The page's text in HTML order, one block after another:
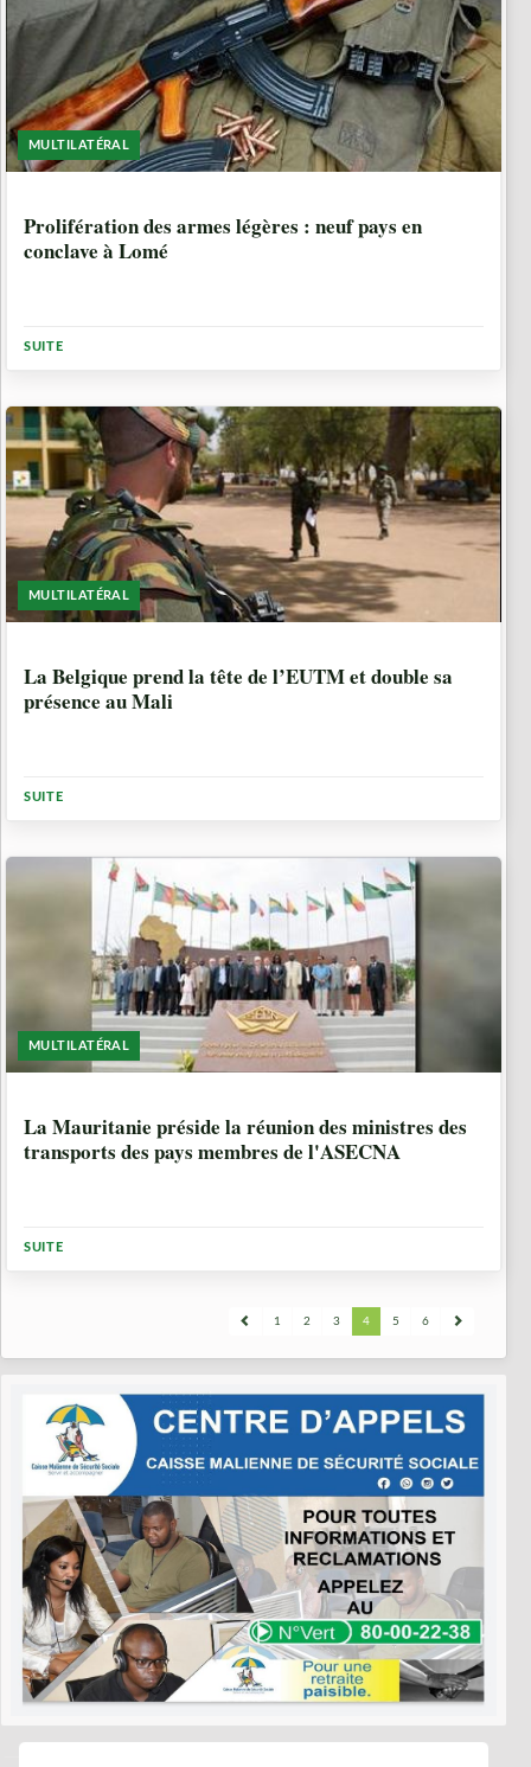
MULTILATÉRAL
Prolifération des armes légères : neuf pays en
conclave à Lomé
SUITE
MULTILATÉRAL
La Belgique prend la tête de l’EUTM et double sa
présence au Mali
SUITE
MULTILATÉRAL
La Mauritanie préside la réunion des ministres des
transports des pays membres de l'ASECNA
SUITE
1 2 3 4 5 6